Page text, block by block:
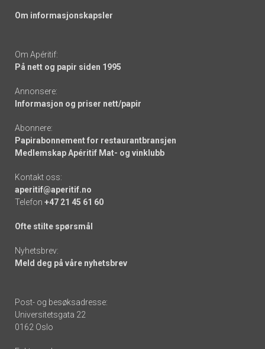
Om informasjonskapsler
Om Apéritif:
På nett og papir siden 1995
Annonsere:
Informasjon og priser nett/papir
Abonnere:
Papirabonnement for restaurantbransjen
Medlemskap Apéritif Mat- og vinklubb
Kontakt oss:
aperitif@aperitif.no
Telefon +47 21 45 61 60
Ofte stilte spørsmål
Nyhetsbrev:
Meld deg på våre nyhetsbrev
Post- og besøksadresse:
Universitetsgata 22
0162 Oslo